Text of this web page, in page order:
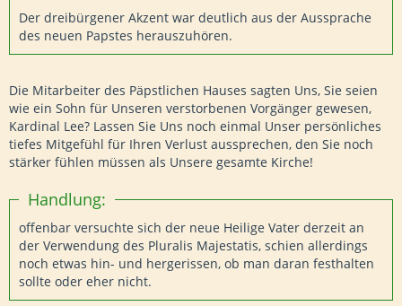
Der dreibürgener Akzent war deutlich aus der Aussprache
des neuen Papstes herauszuhören.
Die Mitarbeiter des Päpstlichen Hauses sagten Uns, Sie seien
wie ein Sohn für Unseren verstorbenen Vorgänger gewesen,
Kardinal Lee? Lassen Sie Uns noch einmal Unser persönliches
tiefes Mitgefühl für Ihren Verlust aussprechen, den Sie noch
stärker fühlen müssen als Unsere gesamte Kirche!
Handlung:
offenbar versuchte sich der neue Heilige Vater derzeit an
der Verwendung des Pluralis Majestatis, schien allerdings
noch etwas hin- und hergerissen, ob man daran festhalten
sollte oder eher nicht.